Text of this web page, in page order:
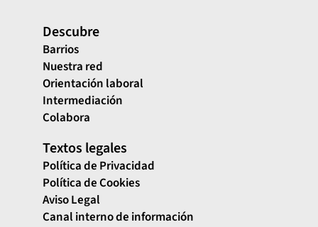
Descubre
Barrios
Nuestra red
Orientación laboral
Intermediación
Colabora
Textos legales
Política de Privacidad
Política de Cookies
Aviso Legal
Canal interno de información